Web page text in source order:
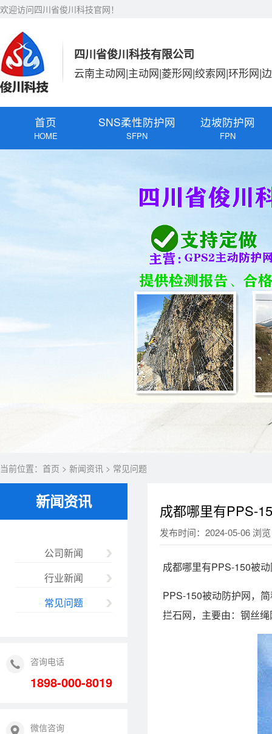
欢迎访问四川省俊川科技官网！
四川省俊川科技有限公司
云南主动网|主动网|菱形网|绞索网|环形网|
首页
HOME
SNS柔性防护网
SFPN
边坡防护网
FPN
当前位置： 首页 > 新闻资讯 > 常见问题
新闻资讯
公司新闻
行业新闻
常见问题
咨询电话
1898-000-8019
微信咨询
成都哪里有PPS-
发布时间：2024-05-06 浏
成都哪里有PPS-150被
PPS-150被动防护网，
拦石网，主要由：钢丝